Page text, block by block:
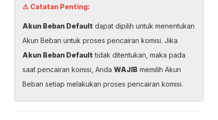
⚠️ Catatan Penting:
Akun Beban Default dapat dipilih untuk menentukan
Akun Beban untuk proses pencairan komisi. Jika
Akun Beban Default tidak ditentukan, maka pada
saat pencairan komisi, Anda WAJIB memilih Akun
Beban setiap melakukan proses pencairan komisi.